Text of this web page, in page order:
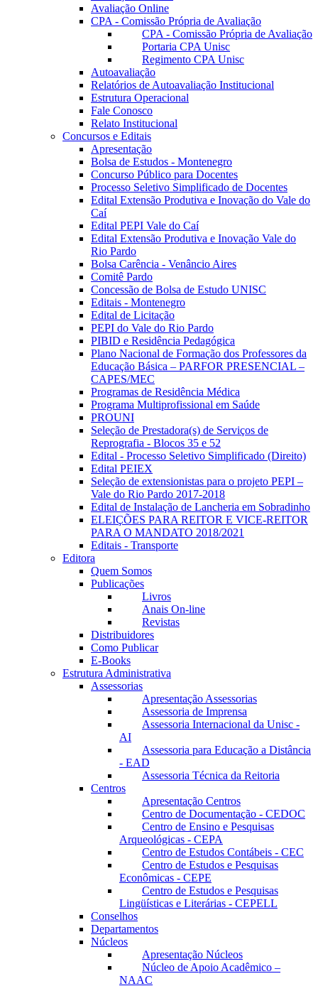
Avaliação Online
CPA - Comissão Própria de Avaliação
CPA - Comissão Própria de Avaliação
Portaria CPA Unisc
Regimento CPA Unisc
Autoavaliação
Relatórios de Autoavaliação Institucional
Estrutura Operacional
Fale Conosco
Relato Institucional
Concursos e Editais
Apresentação
Bolsa de Estudos - Montenegro
Concurso Público para Docentes
Processo Seletivo Simplificado de Docentes
Edital Extensão Produtiva e Inovação do Vale do
Caí
Edital PEPI Vale do Caí
Edital Extensão Produtiva e Inovação Vale do
Rio Pardo
Bolsa Carência - Venâncio Aires
Comitê Pardo
Concessão de Bolsa de Estudo UNISC
Editais - Montenegro
Edital de Licitação
PEPI do Vale do Rio Pardo
PIBID e Residência Pedagógica
Plano Nacional de Formação dos Professores da
Educação Básica – PARFOR PRESENCIAL –
CAPES/MEC
Programas de Residência Médica
Programa Multiprofissional em Saúde
PROUNI
Seleção de Prestadora(s) de Serviços de
Reprografia - Blocos 35 e 52
Edital - Processo Seletivo Simplificado (Direito)
Edital PEIEX
Seleção de extensionistas para o projeto PEPI –
Vale do Rio Pardo 2017-2018
Edital de Instalação de Lancheria em Sobradinho
ELEIÇÕES PARA REITOR E VICE-REITOR
PARA O MANDATO 2018/2021
Editais - Transporte
Editora
Quem Somos
Publicações
Livros
Anais On-line
Revistas
Distribuidores
Como Publicar
E-Books
Estrutura Administrativa
Assessorias
Apresentação Assessorias
Assessoria de Imprensa
Assessoria Internacional da Unisc -
AI
Assessoria para Educação a Distância
- EAD
Assessoria Técnica da Reitoria
Centros
Apresentação Centros
Centro de Documentação - CEDOC
Centro de Ensino e Pesquisas
Arqueológicas - CEPA
Centro de Estudos Contábeis - CEC
Centro de Estudos e Pesquisas
Econômicas - CEPE
Centro de Estudos e Pesquisas
Lingüísticas e Literárias - CEPELL
Conselhos
Departamentos
Núcleos
Apresentação Núcleos
Núcleo de Apoio Acadêmico –
NAAC